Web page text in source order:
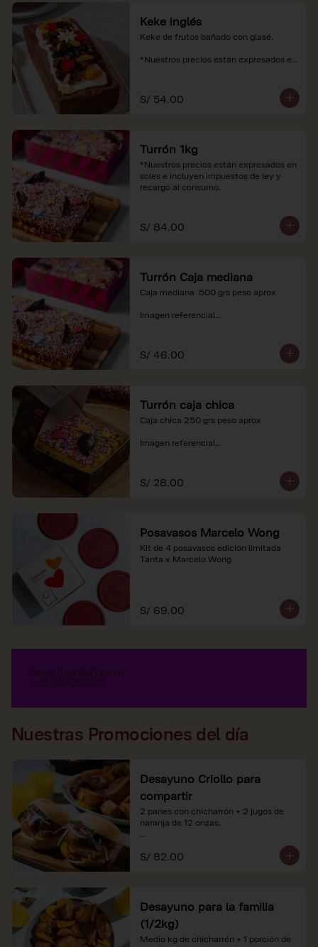
Keke inglés
Keke de frutos bañado con glasé.
*Nuestros precios están expresados en
S/ 54.00
Turrón 1kg
*Nuestros precios están expresados en
soles e incluyen impuestos de ley y
recargo al consumo.
S/ 84.00
Turrón Caja mediana
Caja mediana  500 grs peso aprox
Imagen referencial
soles e incluyen impuestos de ley y
recargo al consumo.
S/ 46.00
Turrón caja chica
Caja chica 250 grs peso aprox
Imagen referencial
soles e incluyen impuestos de ley y
recargo al consumo.
S/ 28.00
Posavasos Marcelo Wong
Kit de 4 posavasos edición limitada
Tanta x Marcelo Wong
S/ 69.00
Nuestras Promociones del día
Desayuno Criollo para
compartir
2 panes con chicharrón + 2 jugos de
naranja de 12 onzas.
*Nuestros precios están expresados en
soles e incluyen impuestos de ley y
S/ 82.00
Desayuno para la familia
(1/2kg)
Medio kg de chicharrón + 1 porción de